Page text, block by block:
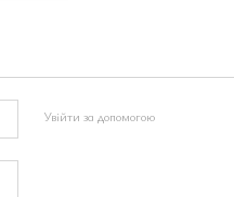
Увійти за допомогою